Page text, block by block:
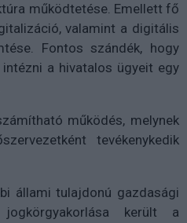
működtetése. Emellett fő
valamint a digitális
Fontos szándék, hogy
a hivatalos ügyeit egy
működés, melynek
tevékenykedik
állami tulajdonú gazdasági
került a